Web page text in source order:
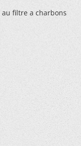
au filtre a charbons